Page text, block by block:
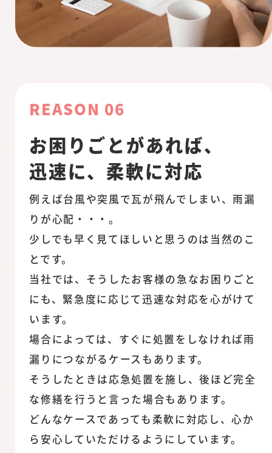
REASON 06
お困りごとがあれば、
迅速に、柔軟に対応
例えば台風や突風で瓦が飛んでしまい、雨漏
りが心配・・・。
少しでも早く見てほしいと思うのは当然のこ
とです。
当社では、そうしたお客様の急なお困りごと
にも、緊急度に応じて迅速な対応を心がけて
います。
場合によっては、すぐに処置をしなければ雨
漏りにつながるケースもあります。
そうしたときは応急処置を施し、後ほど完全
な修繕を行うと言った場合もあります。
どんなケースであっても柔軟に対応し、心か
ら安心していただけるようにしています。